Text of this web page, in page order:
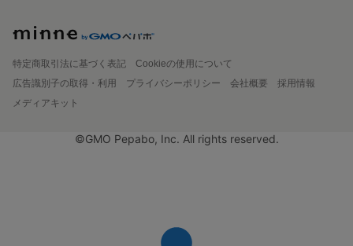
特定商取引法に基づく表記
Cookieの使用について
広告識別子の取得・利用
プライバシーポリシー 会社概要
採用情報
メディアキット
©GMO Pepabo, Inc. All rights reserved.